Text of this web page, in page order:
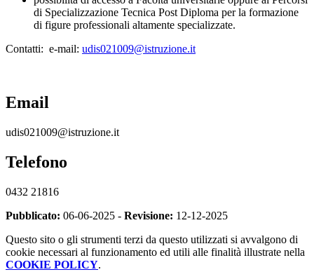
di Specializzazione Tecnica Post Diploma per la formazione
di figure professionali altamente specializzate.
Contatti: e-mail: udis021009@istruzione.it
Email
udis021009@istruzione.it
Telefono
0432 21816
Pubblicato: 06-06-2025 - Revisione: 12-12-2025
Questo sito o gli strumenti terzi da questo utilizzati si avvalgono di
cookie necessari al funzionamento ed utili alle finalità illustrate nella
COOKIE POLICY.